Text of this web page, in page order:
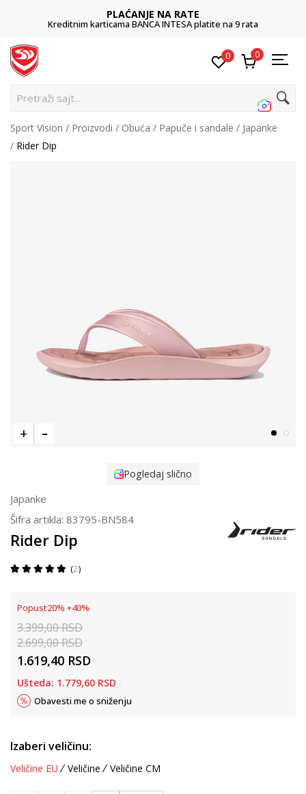
PLAĆANJE NA RATE
Kreditnim karticama BANCA INTESA platite na 9 rata
0 0
Pr
Sport Vision Proizvodi Obuća Papuče i sandale
Japanke
Rider Dip
Pogledaj slično
Japanke
Šifra artikla: 83795-BN584
Rider Dip
2
Popust20% +40%
3.399,00RSD
2.699,00RSD
1.619,40 RSD
Ušteda: 1.779,60 RSD
Obavesti me o sniženju
Izaberi veličinu:
Veličine EU Veličine Veličine CM